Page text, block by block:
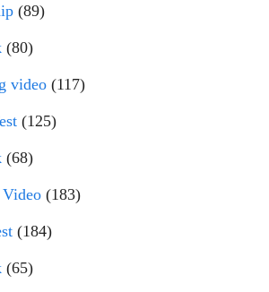
(89)
(80)
video (117)
(125)
(68)
(183)
(184)
(65)